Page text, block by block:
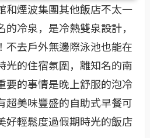
和煙波集團其他飯店不太一
冷泉，是冷熱雙泉設計，
不去戶外無邊際泳池也能在
光的住宿氛圍，離知名的南
要的事情是晚上舒服的泡冷
超美味豐盛的自助式早餐可
好輕鬆度過假期時光的飯店